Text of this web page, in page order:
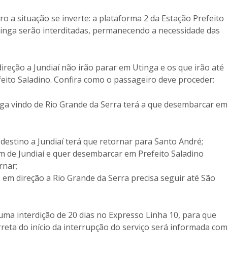
a situação se inverte: a plataforma 2 da Estação Prefeito
serão interditadas, permanecendo a necessidade das
a Jundiaí não irão parar em Utinga e os que irão até
Saladino. Confira como o passageiro deve proceder:
vindo de Rio Grande da Serra terá a que desembarcar em
a Jundiaí terá que retornar para Santo André;
de Jundiaí e quer desembarcar em Prefeito Saladino
direção a Rio Grande da Serra precisa seguir até São
interdição de 20 dias no Expresso Linha 10, para que
do início da interrupção do serviço será informada com